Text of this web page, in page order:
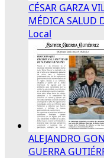
CÉSAR GARZA
MÉDICA SALUD
Local
ALEJANDRO
GUERRA